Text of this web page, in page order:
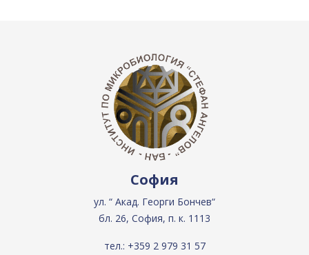
София
ул. “ Акад. Георги Бончев“
бл. 26, София, п. к. 1113
тел.: +359 2 979 31 57